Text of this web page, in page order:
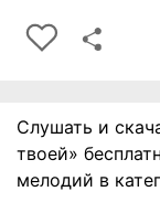
Слушать и
твоей»
мелодий в